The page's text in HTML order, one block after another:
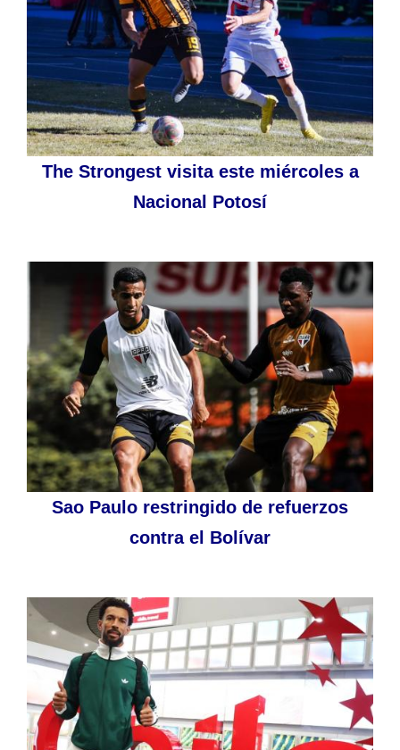
The Strongest visita este miércoles a
Nacional Potosí
Sao Paulo restringido de refuerzos
contra el Bolívar